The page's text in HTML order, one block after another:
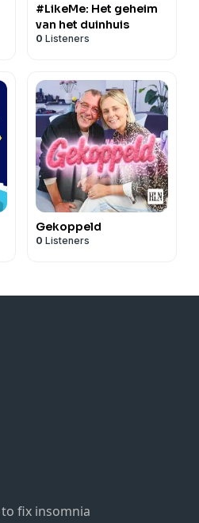
#LikeMe: Het geheim
van het duinhuis
0 Listeners
Gekoppeld
0 Listeners
to fix insomnia